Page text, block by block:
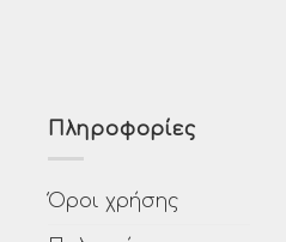
Πληροφορίες
Όροι χρήσης